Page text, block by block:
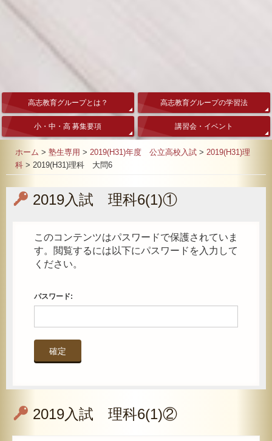
高志教育グループとは？ 高志教育グループの学習法
小・中・高 募集要項 講習会・イベント
ホーム > 塾生専用 > 2019(H31)年度 公立高校入試 > 2019(H31)理
科 > 2019(H31)理科 大問6
2019入試 理科6(1)①
このコンテンツはパスワードで保護されていま
す。閲覧するには以下にパスワードを入力して
ください。
パスワード:
2019入試 理科6(1)②